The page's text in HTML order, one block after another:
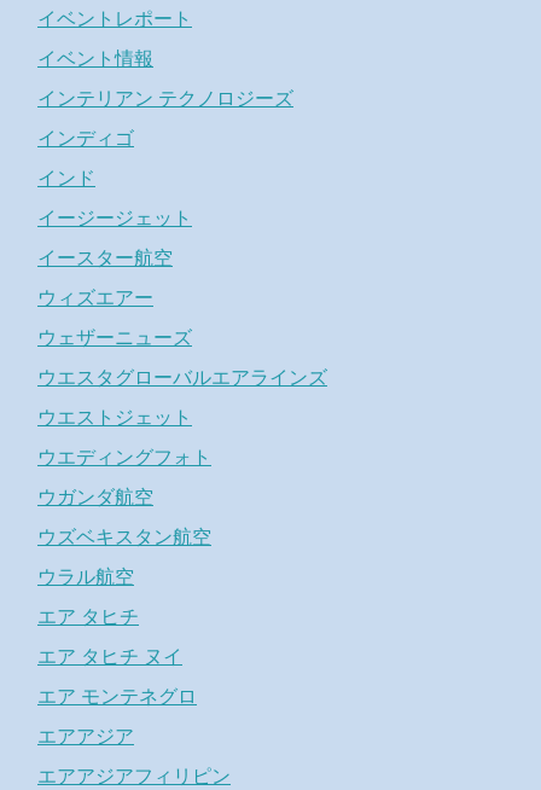
イベントレポート
イベント情報
インテリアン テクノロジーズ
インディゴ
インド
イージージェット
イースター航空
ウィズエアー
ウェザーニューズ
ウエスタグローバルエアラインズ
ウエストジェット
ウエディングフォト
ウガンダ航空
ウズベキスタン航空
ウラル航空
エア タヒチ
エア タヒチ ヌイ
エア モンテネグロ
エアアジア
エアアジアフィリピン